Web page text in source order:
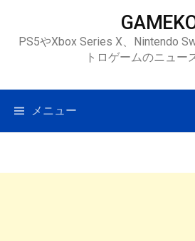
ツ
ス
PS5やXbox Series X、Nintendo
トロゲームのニュー
メニュー